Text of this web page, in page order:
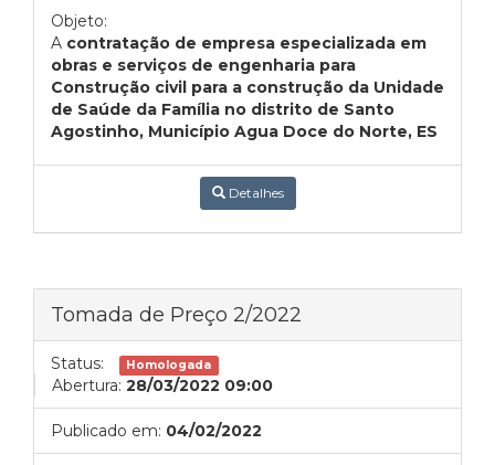
Objeto:
A contratação de empresa especializada em
obras e serviços de engenharia para
Construção civil para a construção da Unidade
de Saúde da Família no distrito de Santo
Agostinho, Município Agua Doce do Norte, ES
Detalhes
Tomada de Preço 2/2022
Status: Homologada
Abertura: 28/03/2022 09:00
Publicado em: 04/02/2022